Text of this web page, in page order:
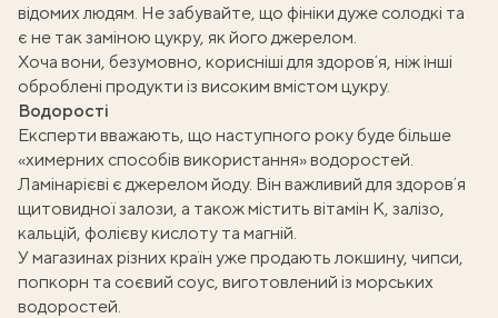
відомих людям. Не забувайте, що фініки дуже солодкі та
є не так заміною цукру, як його джерелом.
Хоча вони, безумовно, корисніші для здоровʼя, ніж інші
оброблені продукти із високим вмістом цукру.
Водорості
Експерти вважають, що наступного року буде більше
«химерних способів використання» водоростей.
Ламінарієві є джерелом йоду. Він важливий для здоровʼя
щитовидної залози, а також містить вітамін К, залізо,
кальцій, фолієву кислоту та магній.
У магазинах різних країн уже продають локшину, чипси,
попкорн та соєвий соус, виготовлений із морських
водоростей.